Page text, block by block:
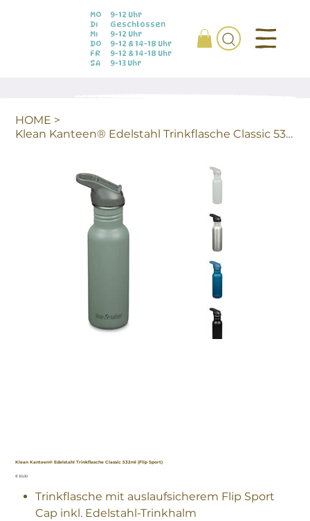
MO
DI
MI
DO
FR
SA
9-12 Uhr
Geschlossen
9-12 Uhr
9-12 & 14-18 Uhr
9-12 & 14-18 Uhr
9-13 Uhr
HOME >
Klean Kanteen® Edelstahl Trinkflasche Classic 532ml (Flip Sport)
Klean Kanteen® Edelstahl Trinkflasche Classic 532ml (Flip Sport)
Preis
€ 30,00
Trinkflasche mit auslaufsicherem Flip Sport
Cap inkl. Edelstahl-Trinkhalm